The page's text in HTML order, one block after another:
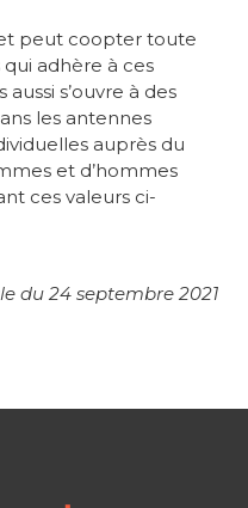
peut coopter toute
adhère à ces
s’ouvre à des
les antennes
auprès du
et d’hommes
ces valeurs ci-
du 24 septembre 2021